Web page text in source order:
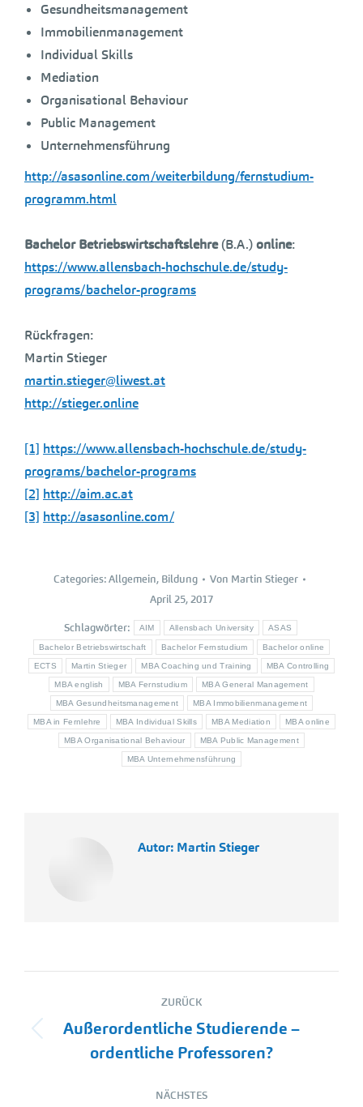
Gesundheitsmanagement
Immobilienmanagement
Individual Skills
Mediation
Organisational Behaviour
Public Management
Unternehmensführung
http://asasonline.com/weiterbildung/fernstudium-
programm.html
Bachelor Betriebswirtschaftslehre(B.A.)online:
https://www.allensbach-hochschule.de/study-
programs/bachelor-programs
Rückfragen:
Martin Stieger
martin.stieger@liwest.at
http://stieger.online
[1] https://www.allensbach-hochschule.de/study-
programs/bachelor-programs
[2] http://aim.ac.at
[3] http://asasonline.com/
Categories:Allgemein, Bildung Von Martin Stieger
April 25, 2017
Schlagwörter: AIM Allensbach University ASAS
Bachelor Betriebswirtschaft Bachelor Fernstudium Bachelor online
ECTS Martin Stieger MBA Coaching und Training MBA Controlling
MBA english MBA Fernstudium MBA General Management
MBA Gesundheitsmanagement MBA Immobilienmanagement
MBA in Fernlehre MBA Individual Skills MBA Mediation MBA online
MBA Organisational Behaviour MBA Public Management
MBA Unternehmensführung
Autor: Martin Stieger
Kommentarnavigation
ZURÜCK
Vorheriger
Beitrag:
Außerordentliche Studierende –
ordentliche Professoren?
NÄCHSTES